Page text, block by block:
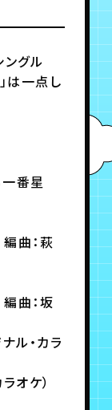
グル
は一点し
番星
曲：萩
曲：坂
ル・カラ
オケ）